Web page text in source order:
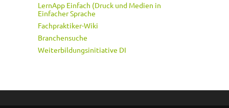
LernApp Einfach (Druck und Medien in
Einfacher Sprache
Fachpraktiker-Wiki
Branchensuche
Weiterbildungsinitiative DI